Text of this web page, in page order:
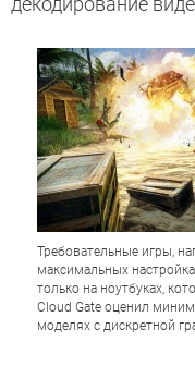
Требовательные игры,
максимальных
только на ноутбуках,
Cloud Gate оценил
моделях с дискретной